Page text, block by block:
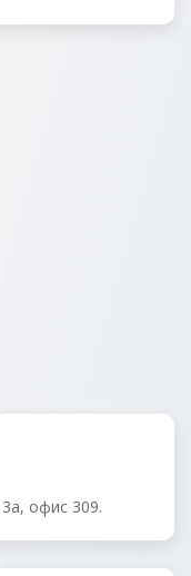
офис 309.